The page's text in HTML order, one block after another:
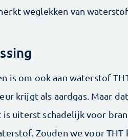
weglekken van
is om ook aan waterstof
krijgt als aardgas. Maar
is uiterst schadelijk voor
Zouden we voor THT